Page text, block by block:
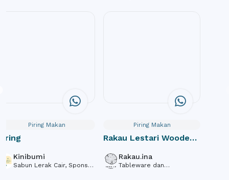
Piring Makan
Kinibumi
Sabun Lerak Cair, Spons
Piring Makan
Rakau Lestari Wooden
Rakau.ina
Tableware dan